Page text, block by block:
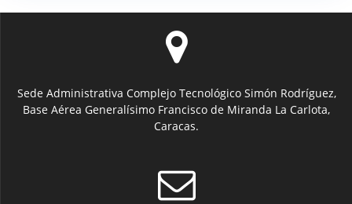
Sede Administrativa Complejo Tecnológico Simón Rodríguez,
Base Aérea Generalísimo Francisco de Miranda La Carlota,
Caracas.